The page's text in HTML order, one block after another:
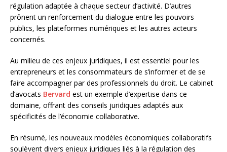
régulation adaptée à chaque secteur d’activité. D’autres
prônent un renforcement du dialogue entre les pouvoirs
publics, les plateformes numériques et les autres acteurs
concernés.
Au milieu de ces enjeux juridiques, il est essentiel pour les
entrepreneurs et les consommateurs de s’informer et de se
faire accompagner par des professionnels du droit. Le cabinet
d’avocats Bervard est un exemple d’expertise dans ce
domaine, offrant des conseils juridiques adaptés aux
spécificités de l’économie collaborative.
En résumé, les nouveaux modèles économiques collaboratifs
soulèvent divers enjeux juridiques liés à la régulation des